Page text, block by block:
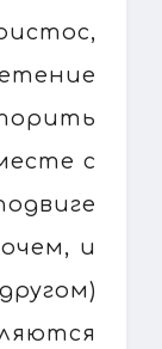
с
и